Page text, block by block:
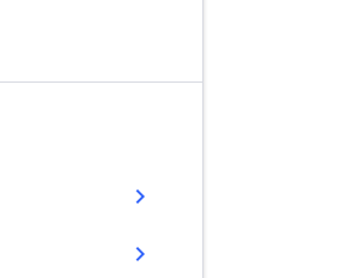
chevron_right
chevron_right